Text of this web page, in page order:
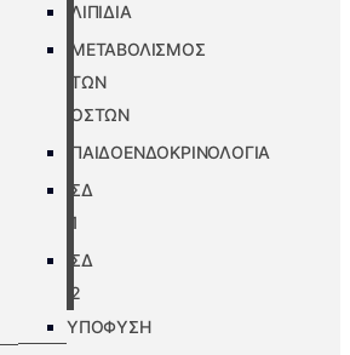
ΛΙΠΙΔΙΑ
ΜΕΤΑΒΟΛΙΣΜΟΣ
ΤΩΝ
ΟΣΤΩΝ
ΠΑΙΔΟΕΝΔΟΚΡΙΝΟΛΟΓΙΑ
ΣΔ
1
ΣΔ
2
ΥΠΟΦΥΣΗ